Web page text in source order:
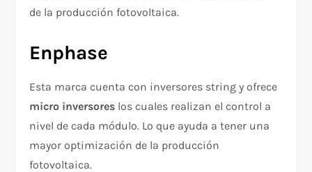
de la producción fotovoltaica.
Enphase
Esta marca cuenta con inversores string y ofrece
micro inversores los cuales realizan el control a
nivel de cada módulo. Lo que ayuda a tener una
mayor optimización de la producción
fotovoltaica.